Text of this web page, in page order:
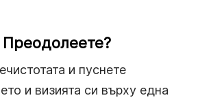
и пуснете
и визията си върху една